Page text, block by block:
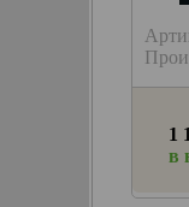
1
в